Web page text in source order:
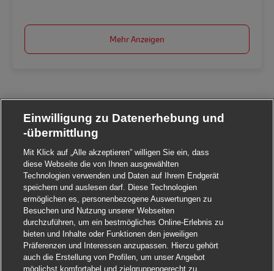
Mehr Anzeigen
Einwilligung zu Datenerhebung und
-übermittlung
Mit Klick auf „Alle akzeptieren” willigen Sie ein, dass
diese Webseite die von Ihnen ausgewählten
Technologien verwenden und Daten auf Ihrem Endgerät
speichern und auslesen darf. Diese Technologien
ermöglichen es, personenbezogene Auswertungen zu
Besuchen und Nutzung unserer Webseiten
durchzuführen, um ein bestmögliches Online-Erlebnis zu
bieten und Inhalte oder Funktionen den jeweiligen
Präferenzen und Interessen anzupassen. Hierzu gehört
auch die Erstellung von Profilen, um unser Angebot
möglichst komfortabel und zielgruppengerecht zu